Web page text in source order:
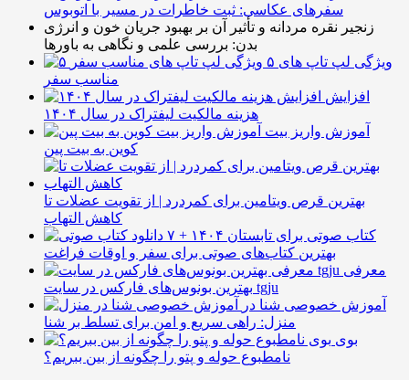
سفرهای عکاسی: ثبت خاطرات در مسیر با اتوبوس
زنجیر نقره مردانه و تأثیر آن بر بهبود جریان خون و انرژی
بدن: بررسی علمی و نگاهی به باورها
۵ ویژگی لپ تاپ های
مناسب سفر
افزایش
هزینه مالکیت لیفتراک در سال ۱۴۰۴
آموزش واریز بیت
کوین به بیت پین
بهترین قرص ویتامین برای کمردرد | از تقویت عضلات تا
کاهش التهاب
۷ کتاب صوتی برای تابستان ۱۴۰۴ +
بهترین کتاب‌های صوتی برای سفر و اوقات فراغت
معرفی
بهترین بونوس‌های فارکس در سایت tgju
آموزش خصوصی شنا در
منزل: راهی سریع و امن برای تسلط بر شنا
بوی
نامطبوع حوله و پتو را چگونه از بین ببریم؟